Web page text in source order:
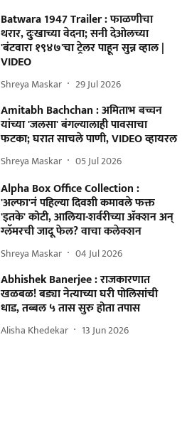
Batwara 1947 Trailer : फाळणीचा
थरार, दुःखाच्या वेदना; सनी देओलच्या
'बंटवारा १९४७'चा ट्रेलर पाहून सुन्न व्हाल |
VIDEO
Shreya Maskar 29 Jul 2026
Amitabh Bachchan : अमिताभ बच्चन
यांच्या 'जलसा' बंगल्यालाही पावसाचा
फटका; घरात साचले पाणी, VIDEO व्हायरल
Shreya Maskar 05 Jul 2026
Alpha Box Office Collection :
'अल्फा'नं पहिल्या दिवशी कमावले फक्त
'इतके' कोटी, आलिया-शर्वरीच्या ॲक्शन अन्
ग्लॅमरची जादू फेल? वाचा कलेक्शन
Shreya Maskar 04 Jul 2026
Abhishek Banerjee : राजकारणात
खळबळ! बड्या नेत्याच्या घरी पोलिसांची
धाड, तब्बल ५ तास सुरु होता तपास
Alisha Khedekar 13 Jun 2026